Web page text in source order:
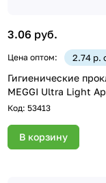
3.06 руб.
Цена оптом: 2.74 р.
Гигиенические
MEGGI Ultra Light
Код:53413
В корзину